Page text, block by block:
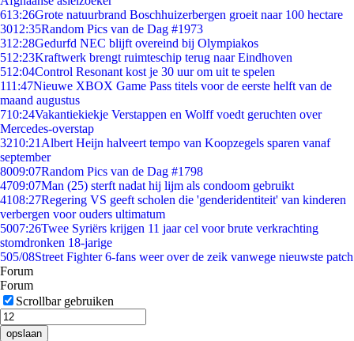
613:26Grote natuurbrand Boschhuizerbergen groeit naar 100 hectare
3012:35Random Pics van de Dag #1973
312:28Gedurfd NEC blijft overeind bij Olympiakos
512:23Kraftwerk brengt ruimteschip terug naar Eindhoven
512:04Control Resonant kost je 30 uur om uit te spelen
111:47Nieuwe XBOX Game Pass titels voor de eerste helft van de
maand augustus
710:24Vakantiekiekje Verstappen en Wolff voedt geruchten over
Mercedes-overstap
3210:21 Albert Heijn halveert tempo van Koopzegels sparen vanaf
september
8009:07Random Pics van de Dag #1798
4709:07Man (25) sterft nadat hij lijm als condoom gebruikt
4108:27Regering VS geeft scholen die 'genderidentiteit' van kinderen
verbergen voor ouders ultimatum
5007:26Twee Syriërs krijgen 11 jaar cel voor brute verkrachting
stomdronken 18-jarige
505/08Street Fighter 6-fans weer over de zeik vanwege nieuwste patch
Forum
Forum
Scrollbar gebruiken
opslaan